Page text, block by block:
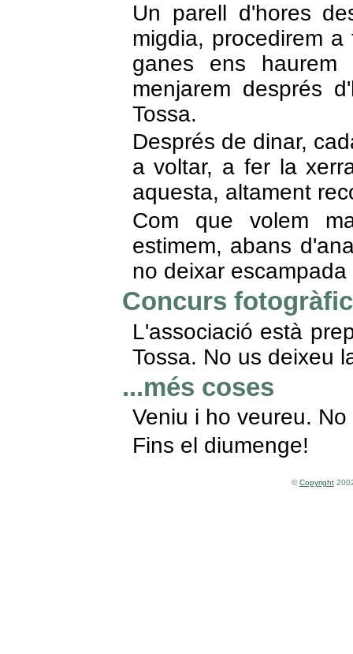
Un parell d'hores
migdia, procedirem
ganes ens
menjarem després
Tossa.
Després de dinar,
a voltar, a fer la
aquesta, altament
Com que volem
estimem, abans
no deixar
Concurs fotogràfic
L'associació està
Tossa. No us deixeu
...més coses
Veniu i ho veureu.
Fins el diumenge!
©Copyright